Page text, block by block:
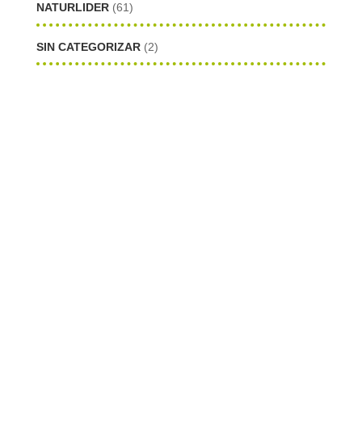
NATURLIDER (61)
SIN CATEGORIZAR (2)